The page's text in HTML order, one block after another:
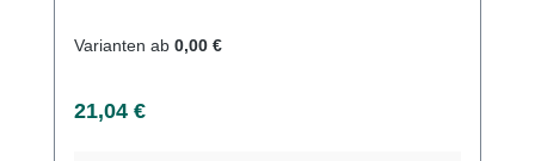
die Anforderungen an Finger und
wasserabweisend, was eine schnelle
Varianten ab 0,00 €
Regulärer Preis:
21,04 €